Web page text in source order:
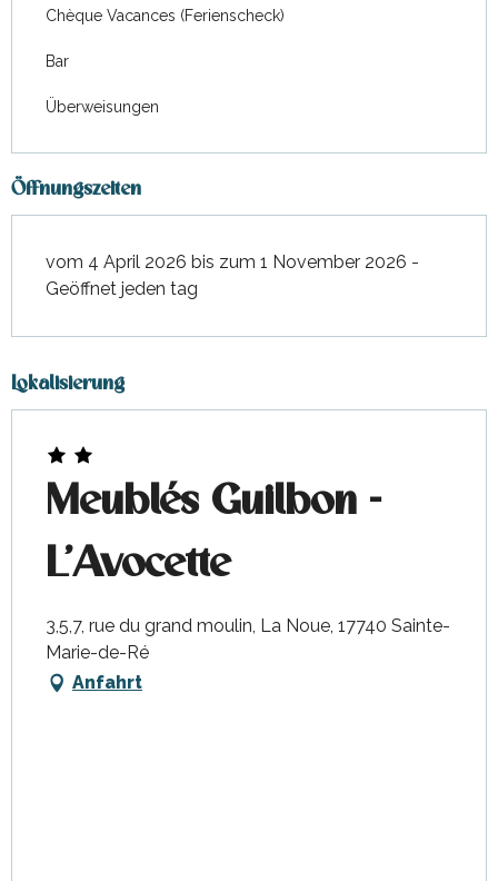
Chèque Vacances (Ferienscheck)
Bar
Überweisungen
Öffnungszeiten
vom 4 April 2026 bis zum 1 November 2026 -
Geöffnet jeden tag
Lokalisierung
Meublés Guilbon -
L'Avocette
3,5,7, rue du grand moulin, La Noue, 17740 Sainte-
Marie-de-Ré
Anfahrt